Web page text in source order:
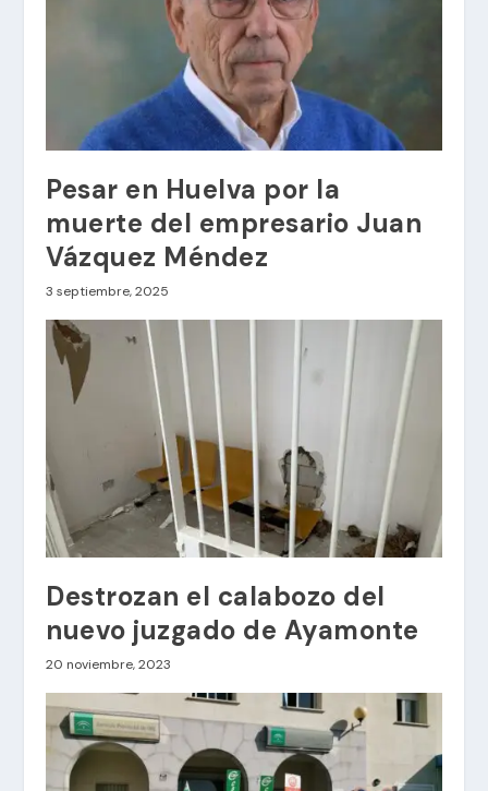
Pesar en Huelva por la
muerte del empresario Juan
Vázquez Méndez
3 septiembre, 2025
Destrozan el calabozo del
nuevo juzgado de Ayamonte
20 noviembre, 2023